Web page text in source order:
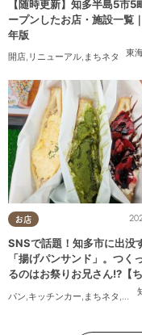
【随時更新】知多半島5市5
ープンしたお店・施設一覧
年版
開店, リニューアル, まちネタ
お店
SNSで話題！知多市に出没
「揚げパンサンド」。つく
るのはお祭りお兄さん!?【
パン,キッチンカー, まちネタ ,ちた